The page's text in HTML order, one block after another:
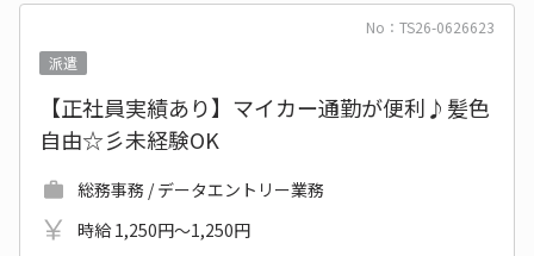
No：TS26-0626623
派遣
【正社員実績あり】マイカー通勤が便利♪髪色
自由☆彡未経験OK
総務事務 / データエントリー業務
時給 1,250円～1,250円